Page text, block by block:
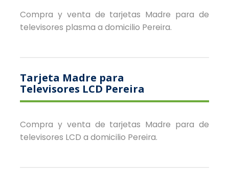
Compra y venta de tarjetas Madre para de
televisores plasma a domicilio Pereira.
Tarjeta Madre para
Televisores LCD Pereira
Compra y venta de tarjetas Madre para de
televisores LCD a domicilio Pereira.